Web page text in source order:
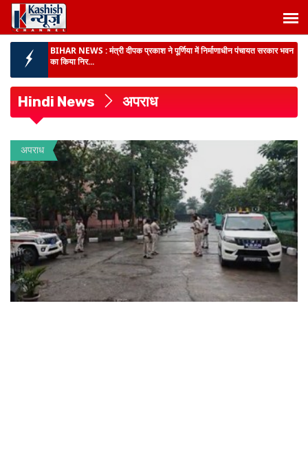
BIHAR NEWS :मंत्री दीपक प्रकाश ने पूर्णिया में निर्माणाधीन पंचायत सरकार भवन
का किया निर...
गम्हरिया में भ...
दर्दनाक हादसा :पूर्णिया में धार में डूबने से 2 चचेरी बहनों की मौत, परिजनों में मातम...
बिहार में गंगा-गंडक पर बनेंगे 16 नए जेटी :यात्रियों और माल की आवाजाही आसान, जल
परिवहन से कारोबार को मिलेगी नई रफ्तार...
BIHAR NEWS :मुख्यमंत्री ने पशुपालकों और मछली पालकों को दी बड़ी सौगात -
बिहार को मिला पह...
BIHAR NEWS :मंत्री नीतीश मिश्रा ने कहा- ‘हर घर तिरंगा’ केवल एक अभियान
नहीं, बल्कि राष्...
Hindi News अपराध
अपराध